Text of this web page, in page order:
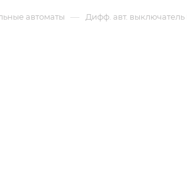
автоматы — Дифф. авт. выключатель